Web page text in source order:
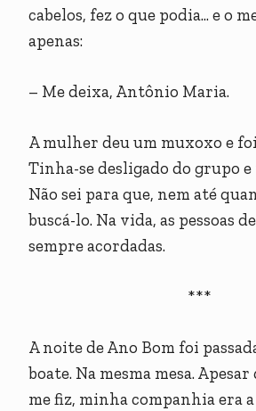
cabelos, fez o que podia... e o
apenas:
– Me deixa, Antônio Maria.
A mulher deu um muxoxo e
Tinha-se desligado do grupo e
Não sei para que, nem até
buscá-lo. Na vida, as pessoas
sempre acordadas.
***
A noite de Ano Bom foi
boate. Na mesma mesa.
me fiz, minha companhia era a